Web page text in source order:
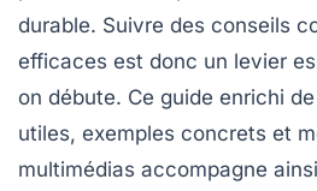
durable. Suivre des conseils
efficaces est donc un levier
on débute. Ce guide enrichi
utiles, exemples concrets et
multimédias accompagne